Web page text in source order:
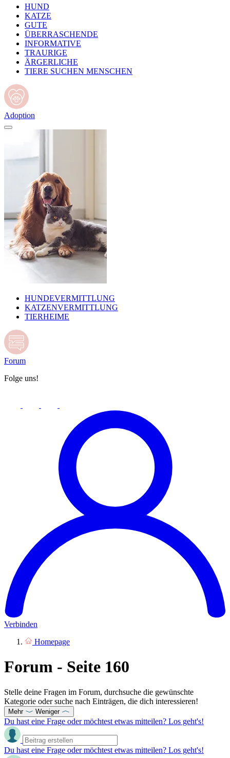
HUND
KATZE
GUTE
ÜBERRASCHENDE
INFORMATIVE
TRAURIGE
ÄRGERLICHE
TIERE SUCHEN MENSCHEN
Adoption
HUNDEVERMITTLUNG
KATZENVERMITTLUNG
TIERHEIME
Forum
Folge uns!
Verbinden
Homepage
Forum - Seite 160
Stelle deine Fragen im Forum, durchsuche die gewünschte
Kategorie oder suche nach Einträgen, die dich interessieren!
Mehr Weniger
Du hast eine Frage oder möchtest etwas mitteilen? Los geht's!
Du hast eine Frage oder möchtest etwas mitteilen? Los geht's!